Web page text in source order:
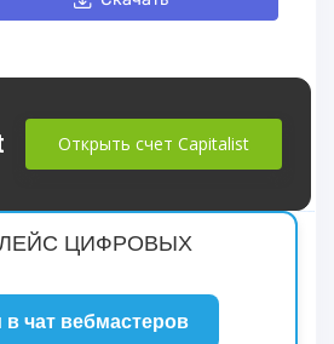
Открыть счет Capitalist
ЦИФРОВЫХ
в чат вебмастеров